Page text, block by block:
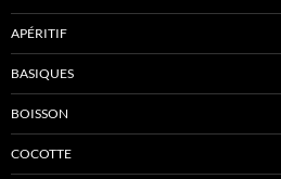
APÉRITIF
BASIQUES
BOISSON
COCOTTE